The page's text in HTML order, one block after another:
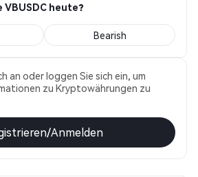
VBUSDC heute?
Bearish
an oder loggen Sie sich ein, um
zu Kryptowährungen zu
Anmelden